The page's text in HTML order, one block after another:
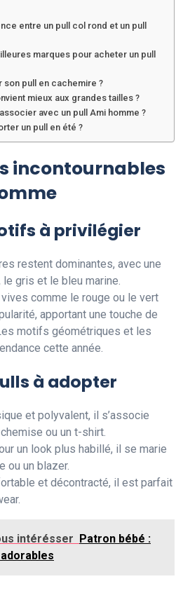
entre un pull col rond et un pull
marques pour acheter un pull
son pull en cachemire ?
mieux aux grandes tailles ?
avec un pull Ami homme ?
un pull en été ?
incontournables
à privilégier
restent dominantes, avec une
gris et le bleu marine.
comme le rouge ou le vert
apportant une touche de
motifs géométriques et les
cette année.
à adopter
et polyvalent, il s’associe
ou un t-shirt.
un look plus habillé, il se marie
ou un blazer.
et décontracté, il est parfait
intérésser Patron bébé :